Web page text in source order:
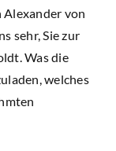
Alexander von
sehr, Sie zur
Was die
welches